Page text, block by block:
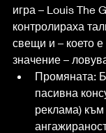
игра – Louis The
контролираха
свещи и – което
значение –
Промяната:
пасивна
реклама) към